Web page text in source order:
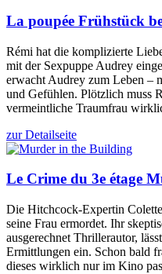
La poupée Frühstück
Rémi hat die komplizierte
mit der Sexpuppe Audrey
erwacht Audrey zum Leben –
und Gefühlen. Plötzlich muss
vermeintliche Traumfrau
zur Detailseite
Le Crime du 3e étage
Die Hitchcock-Expertin
seine Frau ermordet. Ihr
ausgerechnet Thrillerautor,
Ermittlungen ein. Schon bald
dieses wirklich nur im Kino